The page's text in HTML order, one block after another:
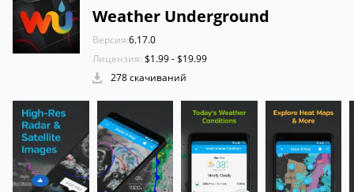
Weather Underground
Версия:6.17.0
Лицензия: $1.99 - $19.99
278 скачиваний